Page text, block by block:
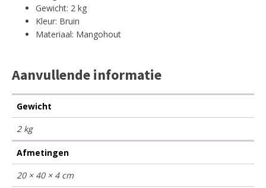
Gewicht: 2 kg
Kleur: Bruin
Materiaal: Mangohout
Aanvullende informatie
Gewicht
2 kg
Afmetingen
20 × 40 × 4 cm